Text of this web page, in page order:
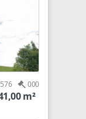
576 000
m²